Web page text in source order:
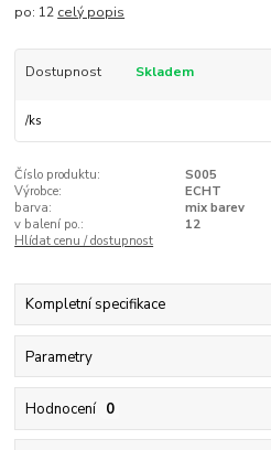
po: 12 celý popis
Dostupnost Skladem
/ks
Číslo produktu:
S005
Výrobce:
ECHT
barva:
mix barev
v balení po.:
12
Hlídat cenu / dostupnost
Kompletní specifikace
Parametry
Hodnocení 0